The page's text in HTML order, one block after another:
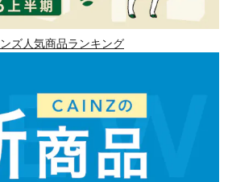
ズ人気商品ランキング